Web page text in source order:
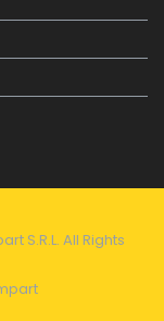
S.R.L. All Rights